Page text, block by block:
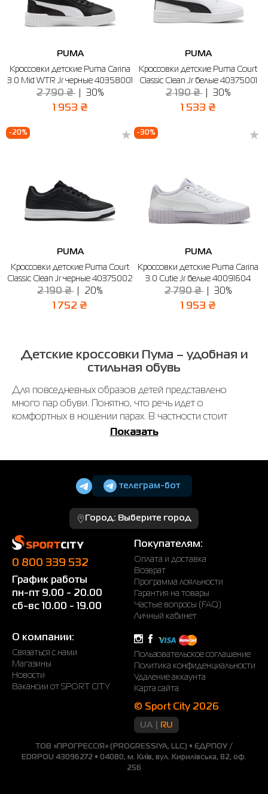
PUMA
Кроссовки детские Puma Carina
3.0 Mid WTR Jr черные 40358001
2 790 ₴ 30%
1 953 ₴
PUMA
Кроссовки детские Puma Court
Classic Clean Jr белые 40375001
2 190 ₴ 30%
1 533 ₴
-20%
PUMA
Кроссовки детские Puma Court
Classic Clean Jr черные 40375002
2 190 ₴ 20%
1 752 ₴
-30%
PUMA
Кроссовки детские Puma Carina
3.0 Cutie Jr белые 40091604
2 790 ₴ 30%
1 953 ₴
Детские кроссовки Пума – удобная и
стильная обувь
Для повседневных образов детей представлено
много пар обуви. Понятно, что речь идет о
комфортных в ношении парах. В частности стоит
отметить детские кроссовки Пума.
ознакомиться. Это даст возможность подобрать
подходящие пары для длительного ношения.
Какие можно найти разновидности
обуви?
В ассортименте известного производителя
представлено много разнообразных пар.
Соответственно каждая из них имеет своих
поклонников. Если детальнее разбираться в
разновидностях, то стоит выделить несколько типов:
отдает
предпочтение
детским
кроссовкам Пума
для ежедневного
городские реалии. Понятно,
что они представлены в
огромном количестве и
подходят для ношения в
разную погоду.
модели для
занятий
Вам нужно учесть тип активности,
чтобы подобрать подходящую
пару. Например, для занятий в
зале или игры в футбол
подбирают разные модели.
Показать
Город: Выберите город
телеграм-бот
0 800 339 532
График работы
пн-пт 9.00 - 20.00
сб-вс 10.00 - 19.00
Покупателям:
Оплата и доставка
Возврат
Программа лояльности
Гарантия на товары
Частые вопросы (FAQ)
Личный кабинет
О компании:
Связаться с нами
Магазины
Новости
Вакансии от SPORT CITY
Пользовательское соглашение
Политика конфиденциальности
Удаление аккаунта
Карта сайта
© Sport City 2026
UA RU
ТОВ «ПРОГРЕССІЯ» (PROGRESSIYA, LLC) • ЄДРПОУ /
EDRPOU 43096272 • 04080, м. Київ, вул. Кирилівська, 82, оф.
256